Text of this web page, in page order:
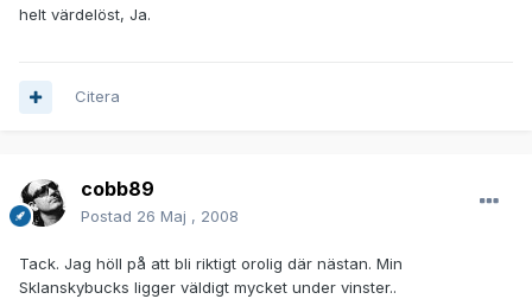
helt värdelöst, Ja.
Citera
cobb89
Postad 26 Maj , 2008
Tack. Jag höll på att bli riktigt orolig där nästan. Min
Sklanskybucks ligger väldigt mycket under vinster..